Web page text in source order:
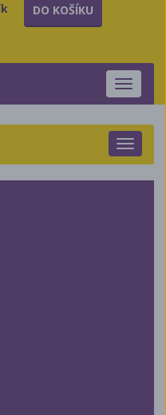
DO KOŠÍKU
Toggle
Toggle